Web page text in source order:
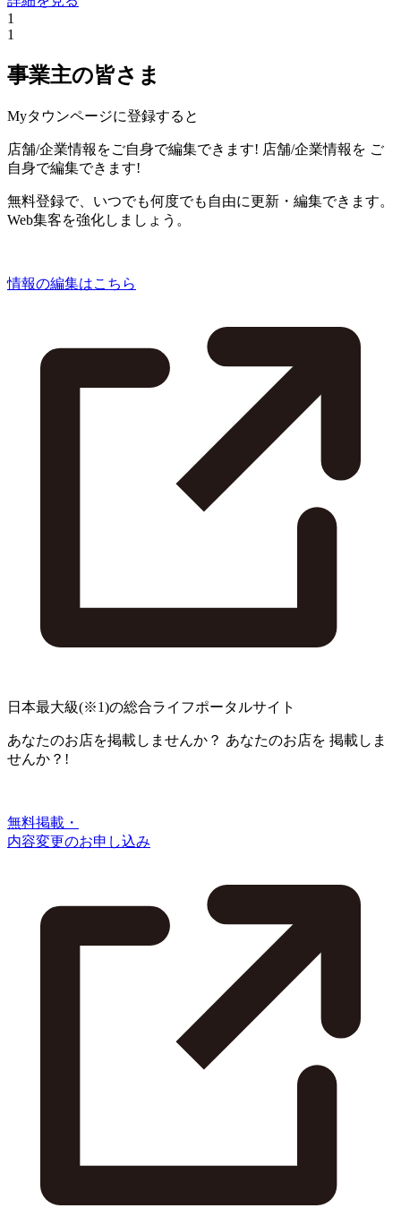
1
1
事業主の皆さま
Myタウンページに登録すると
店舗/企業情報をご自身で編集できます! 店舗/企業情報を ご
自身で編集できます!
無料登録で、いつでも何度でも自由に更新・編集できます。
Web集客を強化しましょう。
情報の編集はこちら
日本最大級(※1)の総合ライフポータルサイト
あなたのお店を掲載しませんか？ あなたのお店を 掲載しま
せんか？!
無料掲載・
内容変更のお申し込み